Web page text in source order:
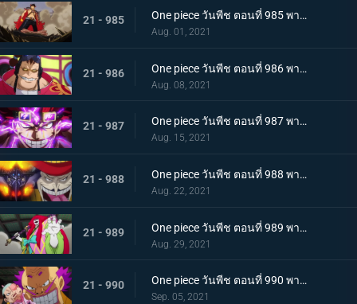
21 - 985 One piece วันพีช ตอนที่ 985 พากย์ไทย ความรู้สึกถึงโอทามะ หนึ่งหมัดแห่งความโกรธของลูฟี่
Aug. 01, 2021
21 - 986 One piece วันพีช ตอนที่ 986 พากย์ไทย ดนตรีต่อสู้ พลังที่จู่โจมใส่ลูฟี่
Aug. 08, 2021
21 - 987 One piece วันพีช ตอนที่ 987 พากย์ไทย ฝันแตกสลาย กับดักล่อลวงซันจิ
Aug. 15, 2021
21 - 988 One piece วันพีช ตอนที่ 988 พากย์ไทย กำลังเสริมมาถึง! หัวหน้าหน่วยกลุ่มโจรสลัดหนวดขาว
Aug. 22, 2021
21 - 989 One piece วันพีช ตอนที่ 989 พากย์ไทย คำสาบานของบุรุษ! บราคิโอ้แทงก์สู้ดุเดือด
Aug. 29, 2021
21 - 990 One piece วันพีช ตอนที่ 990 พากย์ไทย ฟ้าสนั่น 8 ทิศ! ลูกชายไคโดปรากฏตัว
Sep. 05, 2021